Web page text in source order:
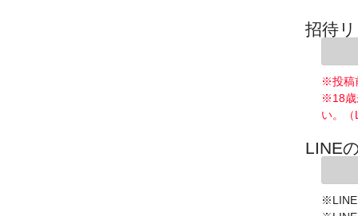
招待
※投稿
※18歳
い。
LINE
※LINE